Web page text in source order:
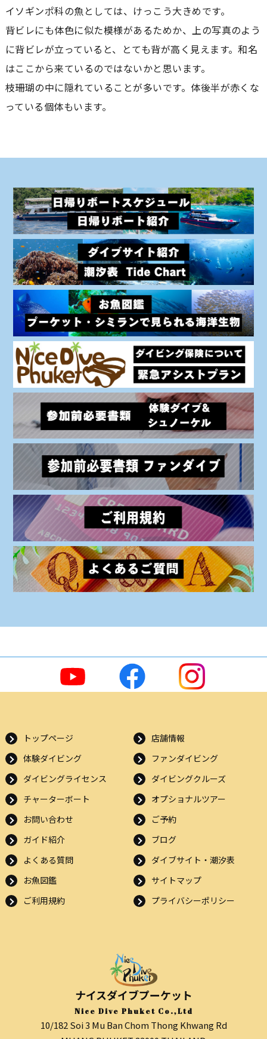
イソギンポ科の魚としては、けっこう大きめです。
背ビレにも体色に似た模様があるためか、上の写真のよう
に背ビレが立っていると、とても背が高く見えます。和名
はここから来ているのではないかと思います。
枝珊瑚の中に隠れていることが多いです。体後半が赤くな
っている個体もいます。
トップページ
店舗情報
体験ダイビング
ファンダイビング
ダイビングライセンス
ダイビングクルーズ
チャーターボート
オプショナルツアー
お問い合わせ
ご予約
ガイド紹介
ブログ
よくある質問
ダイブサイト・潮汐表
お魚図鑑
サイトマップ
ご利用規約
プライバシーポリシー
ナイスダイブプーケット
Nice Dive Phuket Co.,Ltd
10/182 Soi 3 Mu Ban Chom Thong Khwang Rd